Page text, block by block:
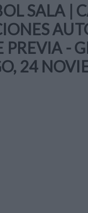
SALA |
PREVIA -
24